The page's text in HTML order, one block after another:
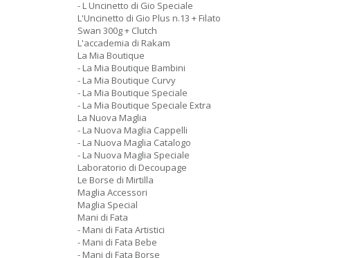
- L Uncinetto di Gio Speciale
L'Uncinetto di Gio Plus n.13 + Filato
Swan 300g + Clutch
L'accademia di Rakam
La Mia Boutique
- La Mia Boutique Bambini
- La Mia Boutique Curvy
- La Mia Boutique Speciale
- La Mia Boutique Speciale Extra
La Nuova Maglia
- La Nuova Maglia Cappelli
- La Nuova Maglia Catalogo
- La Nuova Maglia Speciale
Laboratorio di Decoupage
Le Borse di Mirtilla
Maglia Accessori
Maglia Special
Mani di Fata
- Mani di Fata Artistici
- Mani di Fata Bebe
- Mani di Fata Borse